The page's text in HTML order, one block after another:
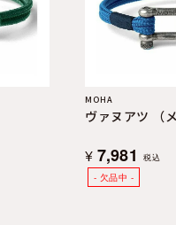
MOHA
ヴァヌアツ （メ
¥ 7,981 税込